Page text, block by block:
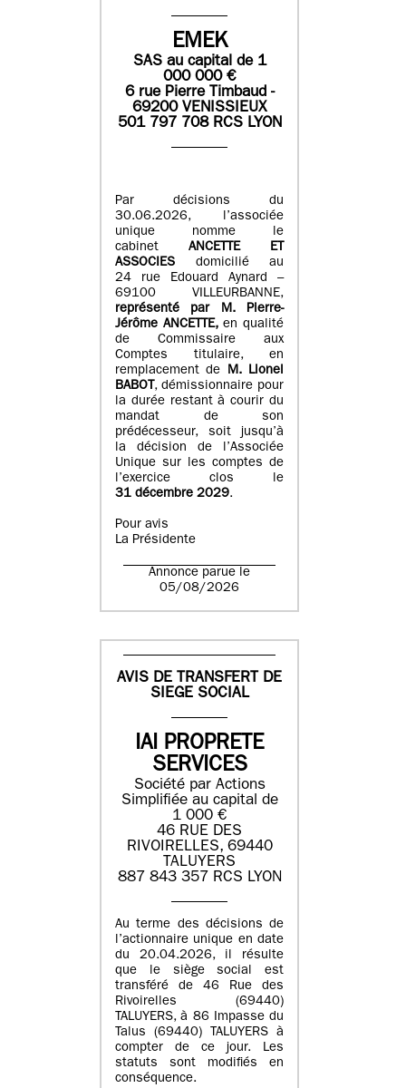
EMEK
SASau capital de 1
000 000€
6 rue Pierre Timbaud -
69200 VENISSIEUX
501 797 708 RCS LYON
Par décisions du
30.06.2026, l’associée
unique nomme le
cabinet ANCETTE ET
ASSOCIES
domicilié au
24 rue Edouard Aynard –
69100 VILLEURBANNE,
représenté par M.Pierre-
Jérôme ANCETTE, en qualité
de Commissaire aux
Comptes titulaire, en
remplacement de M.Lionel
BABOT , démissionnaire pour
la durée restant à courir du
mandat de son
prédécesseur, soit jusqu’à
la décision de l’Associée
Unique sur les comptes de
l’exercice clos le
31 décembre 2029.
Pour avis
La Présidente
Annonce parue le
05/08/2026
AVIS DE TRANSFERT DE
SIEGE SOCIAL
IAI PROPRETE
SERVICES
Société par Actions
Simplifiée au capital de
1 000 €
46 RUE DES
RIVOIRELLES, 69440
TALUYERS
887 843 357 RCS LYON
Au terme des décisions de
l’actionnaire unique en date
du 20.04.2026, il résulte
que le siège social est
transféré de 46 Rue des
Rivoirelles (69440)
TALUYERS, à 86 Impasse du
Talus (69440) TALUYERS à
compter de ce jour. Les
statuts sont modifiés en
conséquence.